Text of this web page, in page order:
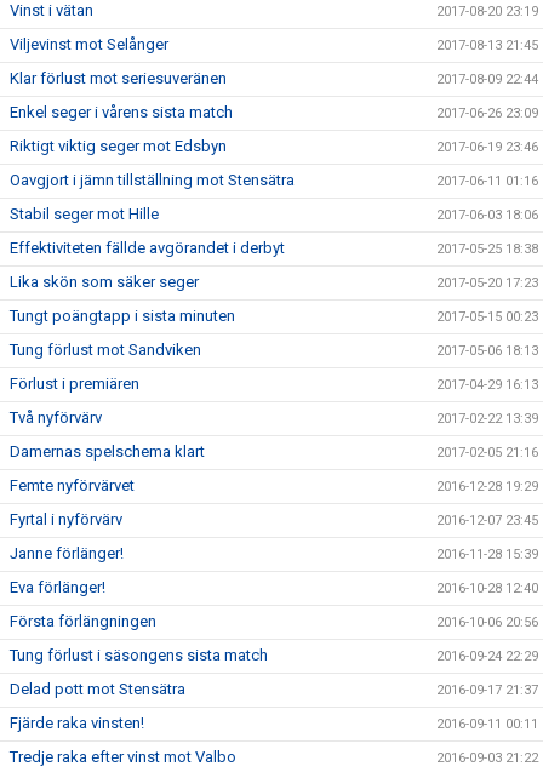
Vinst i vätan 2017-08-20 23:19
Viljevinst mot Selånger 2017-08-13 21:45
Klar förlust mot seriesuveränen 2017-08-09 22:44
Enkel seger i vårens sista match 2017-06-26 23:09
Riktigt viktig seger mot Edsbyn 2017-06-19 23:46
Oavgjort i jämn tillställning mot Stensätra 2017-06-11 01:16
Stabil seger mot Hille 2017-06-03 18:06
Effektiviteten fällde avgörandet i derbyt 2017-05-25 18:38
Lika skön som säker seger 2017-05-20 17:23
Tungt poängtapp i sista minuten 2017-05-15 00:23
Tung förlust mot Sandviken 2017-05-06 18:13
Förlust i premiären 2017-04-29 16:13
Två nyförvärv 2017-02-22 13:39
Damernas spelschema klart 2017-02-05 21:16
Femte nyförvärvet 2016-12-28 19:29
Fyrtal i nyförvärv 2016-12-07 23:45
Janne förlänger! 2016-11-28 15:39
Eva förlänger! 2016-10-28 12:40
Första förlängningen 2016-10-06 20:56
Tung förlust i säsongens sista match 2016-09-24 22:29
Delad pott mot Stensätra 2016-09-17 21:37
Fjärde raka vinsten! 2016-09-11 00:11
Tredje raka efter vinst mot Valbo 2016-09-03 21:22